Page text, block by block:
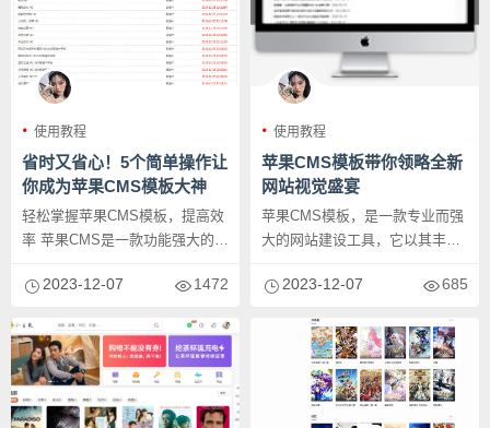
使用教程
省时又省心！5个简单操作让
你成为苹果CMS模板大神
轻松掌握苹果CMS模板，提高效
率 苹果CMS是一款功能强大的内
供...2023-12-07 1472
使用教程
苹果CMS模板带你领略全新
网站视觉盛宴
苹果CMS模板，是一款专业而强
大的网站建设工具，它以其丰富
用户...2023-12-07 685